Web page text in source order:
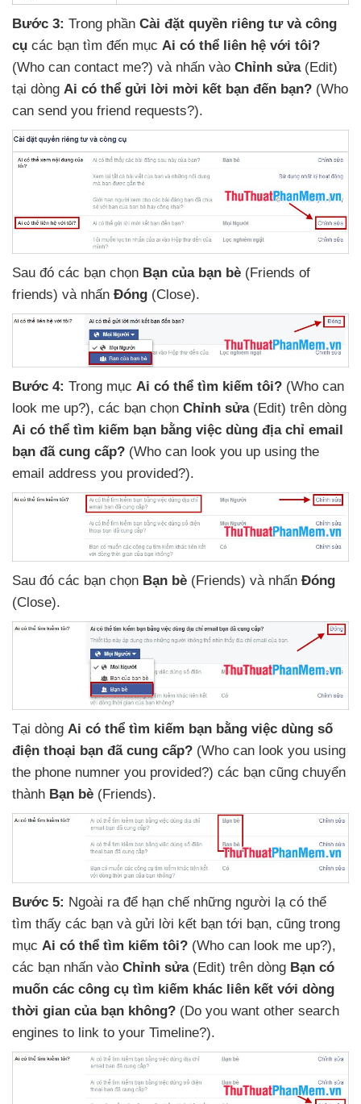
Bước 3: Trong phần Cài đặt quyền riêng tư và công
cụ các bạn tìm đến mục Ai có thể liên hệ với tôi?
(Who can contact me?) và nhấn vào Chỉnh sửa(Edit)
tại dòng Ai có thể gửi lời mời kết bạn đến bạn? (Who
can send you friend requests?).
Sau đó các bạn chọn Bạn của bạn bè (Friends of
friends) và nhấn Đóng (Close).
Bước 4: Trong mục Ai có thể tìm kiếm tôi? (Who can
look me up?), các bạn chọn Chỉnh sửa (Edit) trên dòng
Ai có thể tìm kiếm bạn bằng việc dùng địa chỉ email
bạn đã cung cấp? (Who can look you up using the
email address you provided?).
Sau đó các bạn chọn Bạn bè (Friends) và nhấn Đóng
(Close).
Tại dòng Ai có thể tìm kiếm bạn bằng việc dùng số
điện thoại bạn đã cung cấp? (Who can look you using
the phone numner you provided?) các bạn cũng chuyển
thành Bạn bè (Friends).
Bước 5: Ngoài ra để hạn chế những người lạ có thể
tìm thấy các bạn và gửi lời kết bạn tới bạn, cũng trong
mục Ai có thể tìm kiếm tôi? (Who can look me up?),
các bạn nhấn vào Chỉnh sửa (Edit) trên dòng Bạn có
muốn các công cụ tìm kiếm khác liên kết với dòng
thời gian của bạn không? (Do you want other search
engines to link to your Timeline?).